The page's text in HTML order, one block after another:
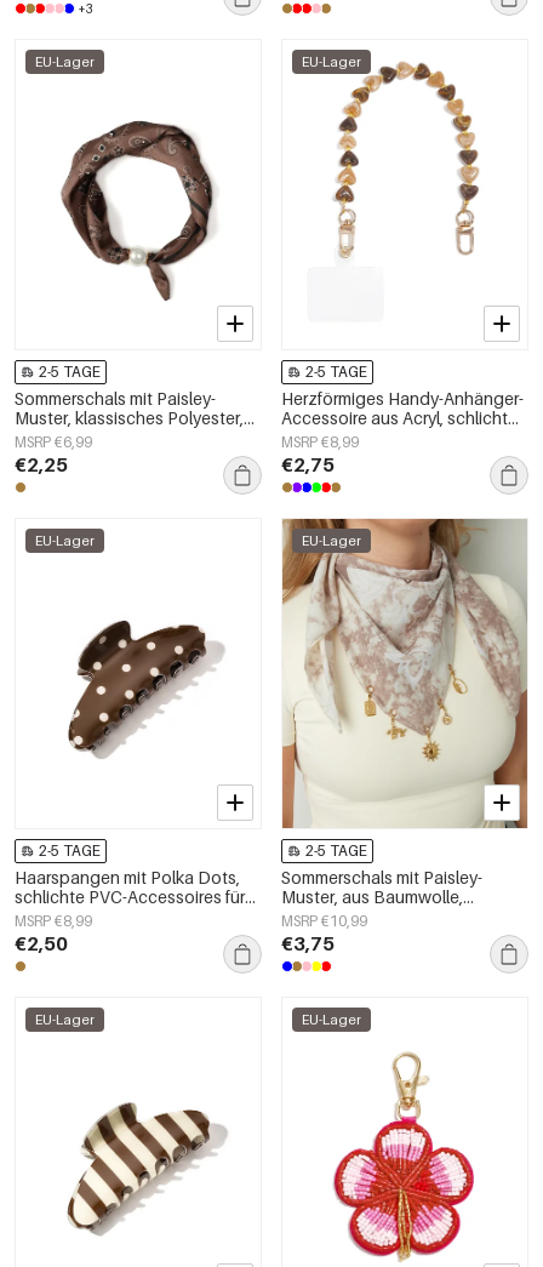
+3
EU-Lager
2-5 TAGE
Sommerschals mit Paisley-
Muster, klassisches Polyester,
Alltagsaccessoires
MSRP €6,99
€2,25
EU-Lager
2-5 TAGE
Herzförmiges Handy-Anhänger-
Accessoire aus Acryl, schlicht
und alltagstauglich
MSRP €8,99
€2,75
EU-Lager
2-5 TAGE
Haarspangen mit Polka Dots,
schlichte PVC-Accessoires für
den Alltag
MSRP €8,99
€2,50
EU-Lager
2-5 TAGE
Sommerschals mit Paisley-
Muster, aus Baumwolle,
Urlaubs-Accessoires für jeden
Tag
MSRP €10,99
€3,75
EU-Lager EU-Lager